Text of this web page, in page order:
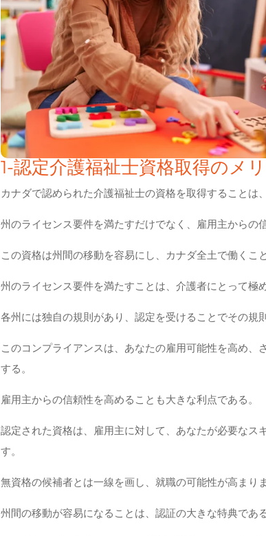
1-認定介護福祉士資格取得のメ
カナダで認められた介護福祉士の資格を取得することは
州のライセンス要件を満たすだけでなく、雇用主からの
この資格は州間の移動を容易にし、カナダ全土で働くこ
州のライセンス要件を満たすことは、介護者にとって極
各州には独自の規則があり、認定を受けることでその規
このコンプライアンスは、あなたの雇用可能性を高め、
する。
雇用主からの信頼性を高めることも大きな利点である。
認定された資格は、雇用主に対して、あなたが必要なス
す。
無資格の候補者とは一線を画し、就職の可能性が高まりま
州間の移動が容易になることは、認証の大きな特典である